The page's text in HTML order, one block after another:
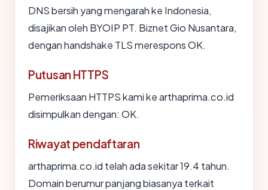
DNS bersih yang mengarah ke Indonesia,
disajikan oleh BYOIP PT. Biznet Gio Nusantara,
dengan handshake TLS merespons OK.
Putusan HTTPS
Pemeriksaan HTTPS kami ke arthaprima.co.id
disimpulkan dengan: OK.
Riwayat pendaftaran
arthaprima.co.id telah ada sekitar 19.4 tahun.
Domain berumur panjang biasanya terkait